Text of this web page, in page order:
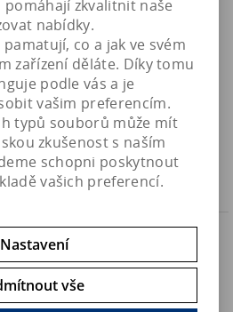
(170-450L/h / 6W)
360 Kč
297,60 Kč (bez DPH)
Koupit
zkvalitnit naše
nabídky.
co a jak ve svém
zařízení děláte. Díky tomu
podle vás a je
vašim preferencím.
typů souborů může mít
zkušenost s naším
schopni poskytnout
vašich preferencí.
Nastavení
vše